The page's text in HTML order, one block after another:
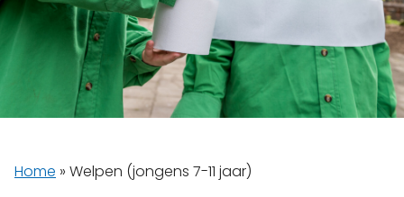
Home » Welpen (jongens 7-11 jaar)